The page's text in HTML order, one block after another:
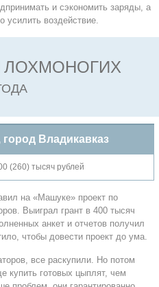
и сэкономить заряды, а
усилить воздействие.
ЛОХМОНОГИХ
Владикавказ
(260) тысяч рублей
на «Машуке» проект по
Выиграл грант в 400 тысяч
анкет и отчетов получил
чтобы довести проект до ума.
все раскупили. Но потом
купить готовых цыплят, чем